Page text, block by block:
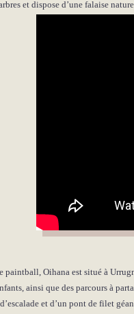
et dispose d’une falaise
paintball, Oihana est situé à
ainsi que des parcours à
et d’un pont de filet